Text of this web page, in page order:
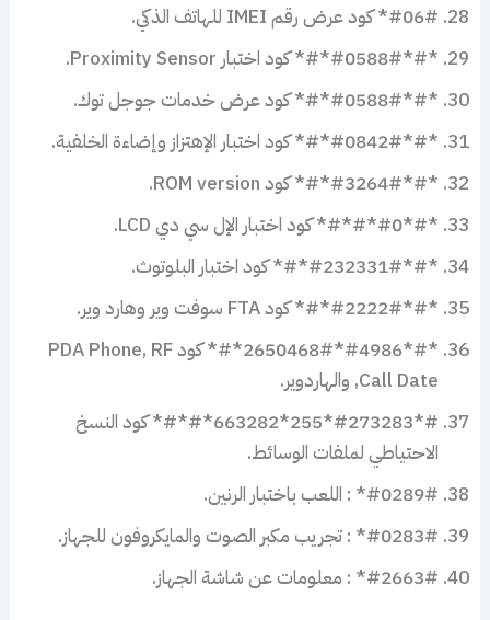
#06#* كود عرض رقم IMEI للهاتف الذكي.
*#*#0588#*#* كود اختبار Proximity Sensor.
*#*#0588#*#* كود عرض خدمات جوجل توك.
*#*#0842#*#* كود اختبار الإهتزاز وإضاءة الخلفية.
*#*#3264#*#* كود ROM version.
*#*#0*#*#* كود اختبار الإل سي دي LCD.
*#*#232331#*#* كود اختبار البلوتوث.
*#*#2222#*#* كود FTA سوفت وير وهارد وير.
*#*#4986*2650468#*#* كود PDA Phone, RF
Call Date, والهاردوير.
#*#273283*255*663282*#*#* كود النسخ
الاحتياطي لملفات الوسائط.
#0289#* : اللعب باختبار الرنين.
#0283#* : تجريب مكبر الصوت والمايكروفون للجهاز.
#2663#* : معلومات عن شاشة الجهاز.